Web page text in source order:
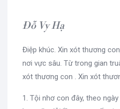
Đỗ Vy Hạ
Điệp khúc. Xin xót thương
nơi vực sâu. Từ trong gian
xót thương con . Xin xót
1. Tội nhơ con đây, theo